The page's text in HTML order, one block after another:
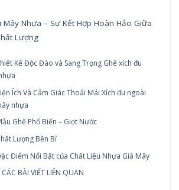
Mây Nhựa – Sự Kết Hợp Hoàn Hảo Giữa
Lượng
Kế Độc Đáo và Sang Trọng Ghế xích đu
Ích Và Cảm Giác Thoải Mái Xích đu ngoài
nhựa
Ghế Phổ Biến – Giọt Nước
Lượng Bền Bỉ
Điểm Nổi Bật của Chất Liệu Nhựa Giả Mây
CÁC BÀI VIẾT LIÊN QUAN